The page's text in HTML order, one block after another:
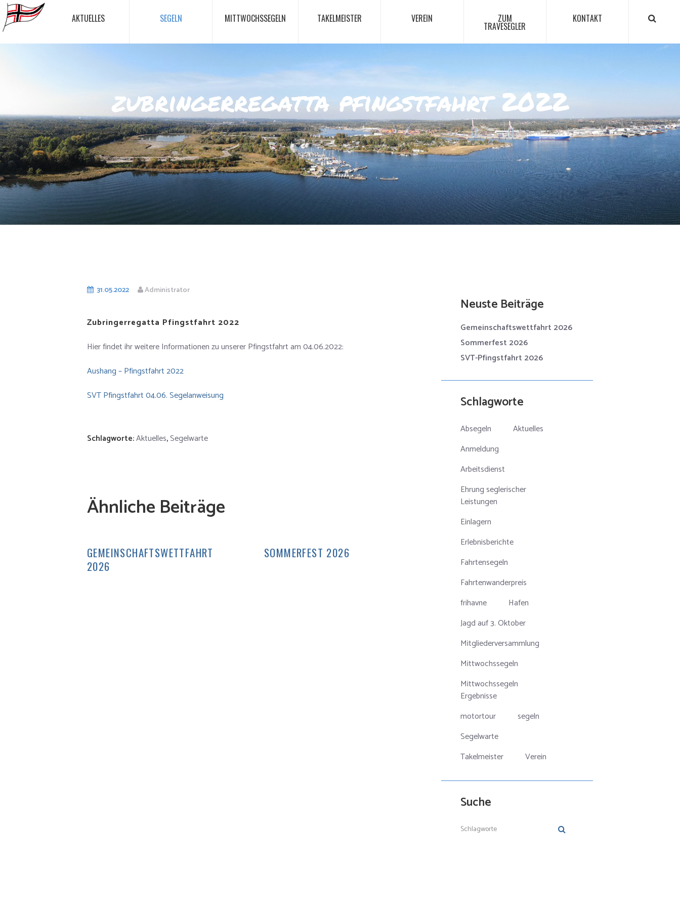
AKTUELLES SEGELN MITTWOCHSSEGELN TAKELMEISTER VEREIN ZUM
TRAVESEGLER
KONTAKT
zubringerregatta pfingstfahrt 2022
31.05.2022 Administrator
Zubringerregatta Pfingstfahrt 2022
Hier findet ihr weitere Informationen zu unserer Pfingstfahrt am 04.06.2022:
Aushang – Pfingstfahrt 2022
SVT Pfingstfahrt 04.06. Segelanweisung
Schlagworte:Aktuelles,Segelwarte
Ähnliche Beiträge
GEMEINSCHAFTSWETTFAHRT
2026
SOMMERFEST 2026
Neuste Beiträge
Gemeinschaftswettfahrt 2026
Sommerfest 2026
SVT-Pfingstfahrt 2026
Schlagworte
Absegeln
Aktuelles
Anmeldung
Arbeitsdienst
Ehrung seglerischer
Leistungen
Einlagern
Erlebnisberichte
Fahrtensegeln
Fahrtenwanderpreis
frihavne
Hafen
Jagd auf 3. Oktober
Mitgliederversammlung
Mittwochssegeln
Mittwochssegeln
Ergebnisse
motortour
segeln
Segelwarte
Takelmeister
Verein
Suche